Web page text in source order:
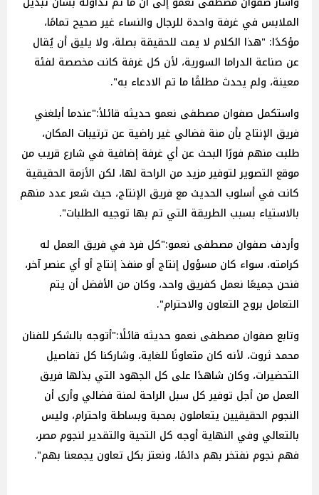
الملابس في غرفة واحدة للرجال والنساء غير صحيح تمامًا،
مؤكدًا: "هذا الكلام لا يمت للحقيقة بصلة، ولا يليق أن يُقال
عن صناعة الدراما السورية، لأن كل غرفة كانت مخصصة لفئة
معينة، ولم يحدث مطلقًا ما تم الادعاء به".
واستكمل صفوان مصطفى نعمو حديثه قائلاً:"عندما أبلغني
فريق الإنتاج بأن منة فضالي غير راضية عن ترتيبات المكان،
طلبت منهم فورًا البحث عن أي غرفة إضافية في شارع قريب من
موقع التصوير لتوفير مزيد من الراحة لها، لكن الأزمة الحقيقية
كانت في أسلوب الحديث مع فريق الإنتاج، حيث شعر عدد منهم
بالاستياء بسبب الطريقة التي تم بها توجيه الطلبات".
وأردف صفوان مصطفى نعمو:"كل فرد في فريق العمل له
كرامته، سواء كان مسؤول إنتاج أو منفذ إنتاج أو أي عنصر آخر،
فنحن جميعًا نعمل كفريق واحد، وكان من الأفضل أن يتم
التعامل بروح التعاون والاحترام".
وتابع صفوان مصطفى نعمو حديثه قائلًا:"أتوجه بالشكر للفنان
محمد ثروت، لأنه كان متعاونًا للغاية، وشاركنا كل تفاصيل
التحضيرات، وكان شاهدًا على كل الجهود التي بذلها فريق
العمل من أجل توفير كل سبل الراحة لمنة فضالي وأرى أن
النجوم الحقيقيين يتعاملون بمحبة وبساطة واحترام، وليس
بالتعالي وفي النهاية أوجه كل التحية والتقدير لنجوم مصر،
فهم نجوم نفتخر بهم دائمًا، ونعتز بكل تعاون يجمعنا بهم".